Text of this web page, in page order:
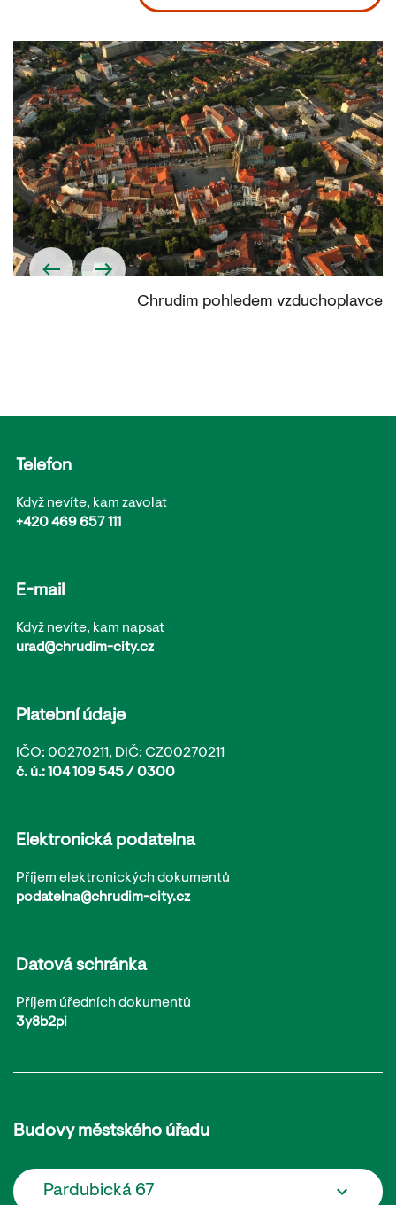
Chrudim pohledem vzduchoplavce
Telefon
Když nevíte, kam zavolat
+420 469 657 111
E-mail
Když nevíte, kam napsat
urad@chrudim-city.cz
Platební údaje
IČO: 00270211, DIČ: CZ00270211
č. ú.: 104 109 545 / 0300
Elektronická podatelna
Příjem elektronických dokumentů
podatelna@chrudim-city.cz
Datová schránka
Příjem úředních dokumentů
3y8b2pi
Budovy městského úřadu
Pardubická 67